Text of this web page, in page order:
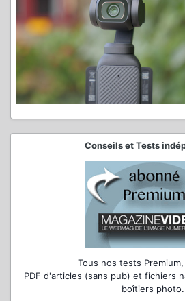
Conseils et Tests
Tous nos tests
PDF d'articles (sans pub) et fichiers
boîtiers photo.